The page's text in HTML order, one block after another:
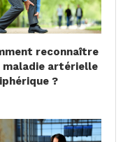
reconnaître
maladie artérielle
?